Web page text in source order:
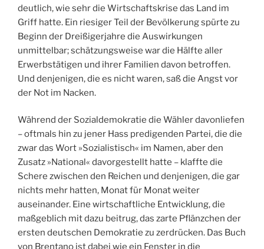
deutlich, wie sehr die Wirtschaftskrise das Land im
Griff hatte. Ein riesiger Teil der Bevölkerung spürte zu
Beginn der Dreißigerjahre die Auswirkungen
unmittelbar; schätzungsweise war die Hälfte aller
Erwerbstätigen und ihrer Familien davon betroffen.
Und denjenigen, die es nicht waren, saß die Angst vor
der Not im Nacken.
Während der Sozialdemokratie die Wähler davonliefen
– oftmals hin zu jener Hass predigenden Partei, die die
zwar das Wort »Sozialistisch« im Namen, aber den
Zusatz »National« davorgestellt hatte – klaffte die
Schere zwischen den Reichen und denjenigen, die gar
nichts mehr hatten, Monat für Monat weiter
auseinander. Eine wirtschaftliche Entwicklung, die
maßgeblich mit dazu beitrug, das zarte Pflänzchen der
ersten deutschen Demokratie zu zerdrücken. Das Buch